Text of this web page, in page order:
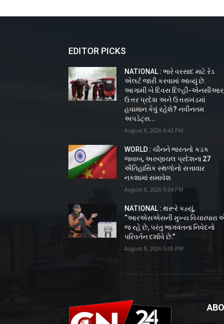
EDITOR PICKS
NATIONAL : ભારે વરસાદ માટે રેડ
એલર્ટ જારી કરવામાં આવ્યું છે.
આગામી બે દિવસ દિલ્હી-
ઉત્તર પ્રદેશ અને ઉત્તરાખંડમાં
હવામાન કેવું રહેશે? નવીનતમ
અપડેટ્સ...
August 8, 2026 6:42 PM
WORLD : ચીનને ભારતનો કડક
જવાબ, અરુણાચલ પ્રદેશના 27
ઐતિહાસિક સ્થળોનો સત્તાવાર
નકશામાં સમાવેશ
August 8, 2026 5:24 PM
NATIONAL : થરૂરે કહ્યું,
“આરએસએસની મુખ્ય વિચારધારા
જ રહે છે, પરંતુ ભાગવતના નિવેદનો
પરિવર્તન દર્શાવે છે.”
August 8, 2026 5:05 PM